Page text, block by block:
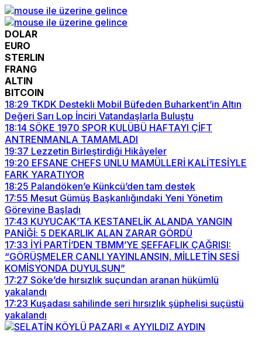
DOLAR
EURO
STERLIN
FRANG
ALTIN
BITCOIN
18:29 TKDK Destekli Mobil Büfeden Buharkent’in Altın
Değeri Sarı Lop İnciri Vatandaşlarla Buluştu
18:14 SÖKE 1970 SPOR KULÜBÜ HAFTAYI ÇİFT
ANTRENMANLA TAMAMLADI
19:37 Lezzetin Birleştirdiği Hikâyeler
19:20 EFSANE CHEFS UNLU MAMÜLLERİ KALİTESİYLE
FARK YARATIYOR
18:25 Palandöken’e Künkcü’den tam destek
17:55 Mesut Gümüş Başkanlığındaki Yeni Yönetim
Görevine Başladı
17:43 KUYUCAK’TA KESTANELİK ALANDA YANGIN
PANİĞİ: 5 DEKARLIK ALAN ZARAR GÖRDÜ
17:33 İYİ PARTİ’DEN TBMM’YE ŞEFFAFLIK ÇAĞRISI:
“GÖRÜŞMELER CANLI YAYINLANSIN, MİLLETİN SESİ
KOMİSYONDA DUYULSUN”
17:27 Söke’de hırsızlık suçundan aranan hükümlü
yakalandı
17:23 Kuşadası sahilinde seri hırsızlık şüphelisi suçüstü
yakalandı